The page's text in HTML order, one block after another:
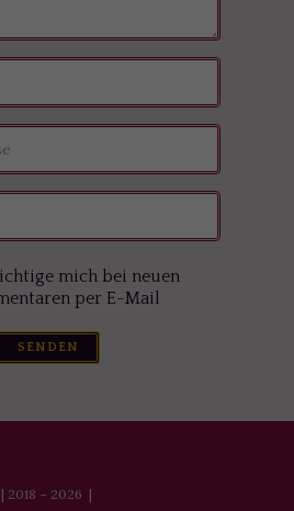
mich bei neuen
per E-Mail
SENDEN
| 2018 – 2026 |